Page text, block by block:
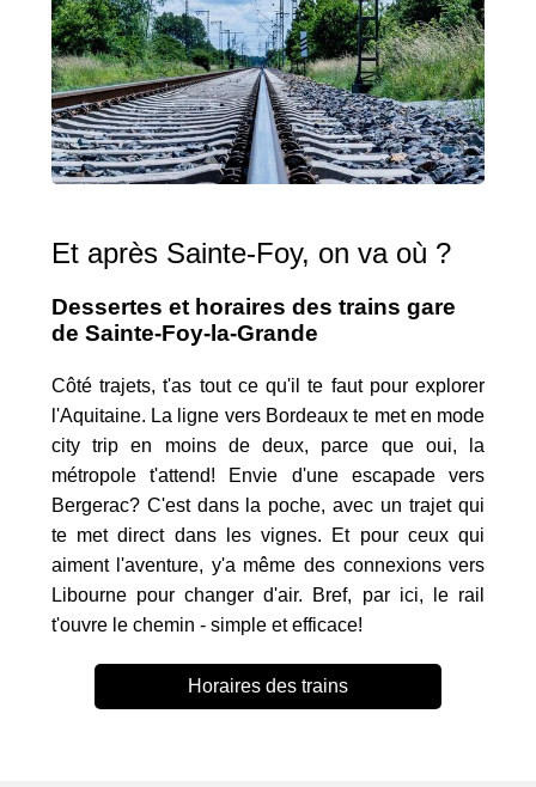
Et après Sainte-Foy, on va où ?
Dessertes et horaires des trains gare
de Sainte-Foy-la-Grande
Côté trajets, t'as tout ce qu'il te faut pour explorer
l'Aquitaine. La ligne vers Bordeaux te met en mode
city trip en moins de deux, parce que oui, la
métropole t'attend! Envie d'une escapade vers
Bergerac? C'est dans la poche, avec un trajet qui
te met direct dans les vignes. Et pour ceux qui
aiment l'aventure, y'a même des connexions vers
Libourne pour changer d'air. Bref, par ici, le rail
t'ouvre le chemin - simple et efficace!
Horaires des trains